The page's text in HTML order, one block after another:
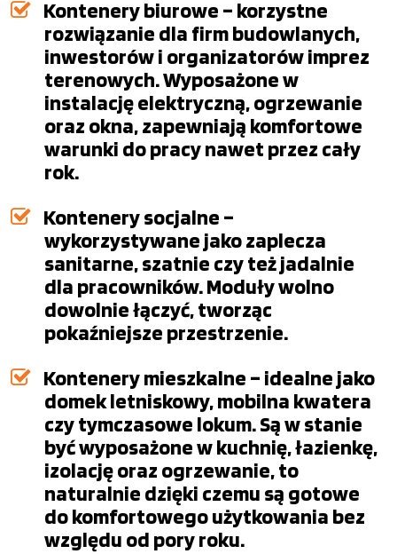
Kontenery biurowe – korzystne
rozwiązanie dla firm budowlanych,
inwestorów i organizatorów imprez
terenowych. Wyposażone w
instalację elektryczną, ogrzewanie
oraz okna, zapewniają komfortowe
warunki do pracy nawet przez cały
rok.
Kontenery socjalne –
wykorzystywane jako zaplecza
sanitarne, szatnie czy też jadalnie
dla pracowników. Moduły wolno
dowolnie łączyć, tworząc
pokaźniejsze przestrzenie.
Kontenery mieszkalne – idealne jako
domek letniskowy, mobilna kwatera
czy tymczasowe lokum. Są w stanie
być wyposażone w kuchnię, łazienkę,
izolację oraz ogrzewanie, to
naturalnie dzięki czemu są gotowe
do komfortowego użytkowania bez
względu od pory roku.